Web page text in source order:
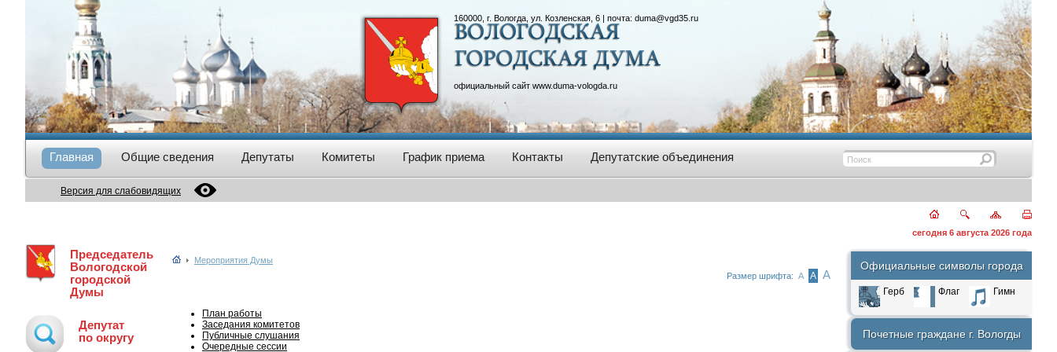
160000, г. Вологда, ул. Козленская, 6 | почта: duma@vgd35.ru
официальный сайт www.duma-vologda.ru
Главная Общие сведения Депутаты Комитеты График приема Контакты Депутатские объединения
Версия для слабовидящих
сегодня 6 августа 2026 года
Председатель
Вологодской
городской
Думы
Депутат
по округу
Мероприятия Думы
Размер шрифта: А А А
План работы
Заседания комитетов
Публичные слушания
Очередные сессии
Официальные символы города
Герб Флаг Гимн
Почетные граждане г. Вологды